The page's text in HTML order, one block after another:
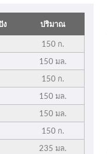
ง ปริมาณ
150 ก.
150 มล.
150 ก.
150 มล.
150 มล.
150 ก.
235 มล.